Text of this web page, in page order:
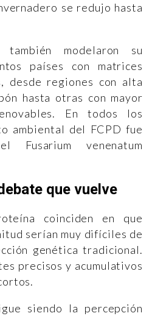
se redujo hasta
también modelaron su
países con matrices
desde regiones con alta
hasta otras con mayor
En todos los
ambiental del FCPD fue
venenatum
que vuelve
coinciden en que
serían muy difíciles de
genética tradicional.
precisos y acumulativos
siendo la percepción